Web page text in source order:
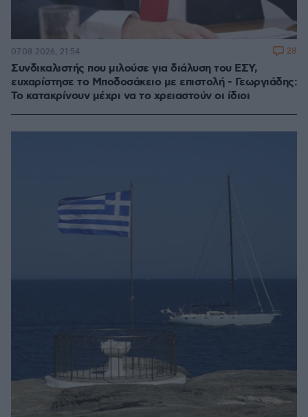
Συνδικαλιστής που μιλούσε για διάλυση του ΕΣΥ,
ευχαρίστησε το Μποδοσάκειο με επιστολή - Γεωργιάδης:
Το κατακρίνουν μέχρι να το χρειαστούν οι ίδιοι
07.08.2026, 21:54 28